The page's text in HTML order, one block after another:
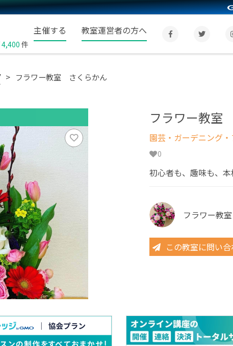
4,400 件
主催する 教室運営者の方へ
フラワー教室 さくらかん
フラワー教室
園芸・ガーデニング
0
初心者も、趣味も、本
フラワー教
この教室に問い